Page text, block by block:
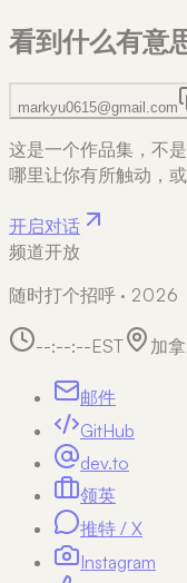
看到什么有意
markyu0615@gmail.com
这是一个作品集，不
哪里让你有所触动，
开启对话
频道开放
随时打个招呼 · 2026
--:--:--EST 加
邮件
GitHub
dev.to
领英
推特 / X
Instagram